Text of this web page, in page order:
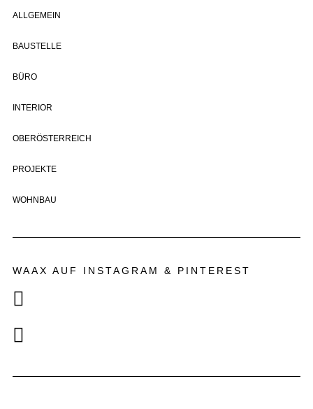
ALLGEMEIN
BAUSTELLE
BÜRO
INTERIOR
OBERÖSTERREICH
PROJEKTE
WOHNBAU
WAAX AUF INSTAGRAM & PINTEREST